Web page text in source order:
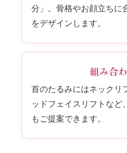
分」。骨格やお顔立ちに
をデザインします。
組み合
首のたるみにはネックリ
ッドフェイスリフトなど
もご提案できます。